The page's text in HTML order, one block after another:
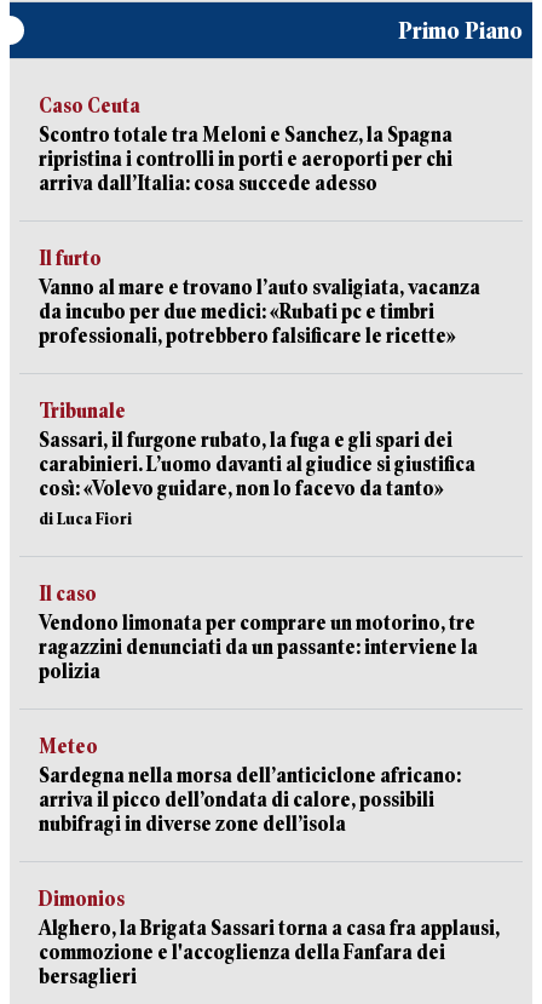
Primo Piano
Caso Ceuta
Scontro totale tra Meloni e Sanchez, la Spagna
ripristina i controlli in porti e aeroporti per chi
arriva dall’Italia: cosa succede adesso
Il furto
Vanno al mare e trovano l’auto svaligiata, vacanza
da incubo per due medici: «Rubati pc e timbri
professionali, potrebbero falsificare le ricette»
Tribunale
Sassari, il furgone rubato, la fuga e gli spari dei
carabinieri. L’uomo davanti al giudice si giustifica
così: «Volevo guidare, non lo facevo da tanto»
di Luca Fiori
Il caso
Vendono limonata per comprare un motorino, tre
ragazzini denunciati da un passante: interviene la
polizia
Meteo
Sardegna nella morsa dell’anticiclone africano:
arriva il picco dell’ondata di calore, possibili
nubifragi in diverse zone dell’isola
Dimonios
Alghero, la Brigata Sassari torna a casa fra applausi,
commozione e l'accoglienza della Fanfara dei
bersaglieri